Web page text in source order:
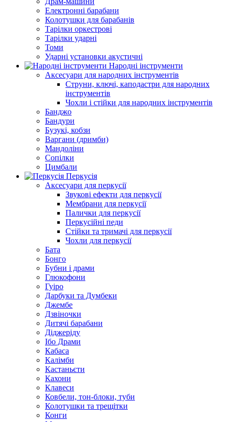
Електронні барабани
Колотушки для барабанів
Тарілки оркестрові
Тарілки ударні
Томи
Ударні установки акустичні
Народні інструменти
Аксесуари для народних інструментів
Струни, ключі, каподастри для народних
інструментів
Чохли і стійки для народних інструментів
Банджо
Бандури
Бузукі, кобзи
Варгани (дримби)
Мандоліни
Сопілки
Цимбали
Перкусія
Аксесуари для перкусії
Звукові ефекти для перкусії
Мембрани для перкусії
Палички для перкусії
Перкусійні педи
Стійки та тримачі для перкусії
Чохли для перкусії
Бата
Бонго
Бубни і драми
Глюкофони
Гуіро
Дарбуки та Думбеки
Джембе
Дзвіночки
Дитячі барабани
Діджеріду
Ібо Драми
Кабаса
Калімби
Кастаньєти
Кахони
Клавеси
Ковбели, тон-блоки, туби
Колотушки та трещітки
Конги